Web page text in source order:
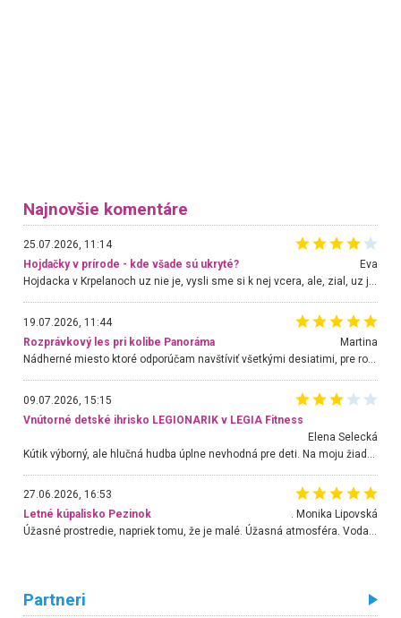
Najnovšie komentáre
25.07.2026, 11:14
Hojdačky v prírode - kde všade sú ukryté?
Eva
Hojdacka v Krpelanoch uz nie je, vysli sme si k nej vcera, ale, zial, uz je znicena. Ak sem planujete cestu len kvoli hojdacke, mozete si ju usetrit. Krasny vyhlad je tu vsak aj bez hojdacky :-)
19.07.2026, 11:44
Rozprávkový les pri kolibe Panoráma
Martina
Nádherné miesto ktoré odporúčam navštíviť všetkými desiatimi, pre rodiny s deťmi, dôchodcom... Proste a jednoducho ozaj rozprávkový les.. určite ešte prídeme. Odniesli sme si na pamiatku krásne tričká,
09.07.2026, 15:15
Vnútorné detské ihrisko LEGIONARIK v LEGIA Fitness
Elena Selecká
27.06.2026, 16:53
Letné kúpalisko Pezinok
. Monika Lipovská
Úžasné prostredie, napriek tomu, že je malé. Úžasná atmosféra. Voda fantastická a nádherná. Ľudí je pomerne veľa, ale su mili a ohľaduplní. Je veľmi zaujímavé sledovať, ako dokážu spolu športovať cudzí ľudia a bez ohľadu na vek. Vládne tu pohoda. Vnuka neviem dostať z vody. Ďakujem za krásny deň . Urcite sa sem vrátim. Jediný problém je s parkovaním, ale aj ten sa mi podarilo vyriešiť. Monika Bratislava
Partneri